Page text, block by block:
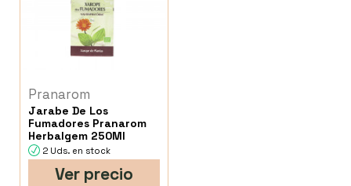
Pranarom
Jarabe De Los
Fumadores Pranarom
Herbalgem 250Ml
2 Uds. en stock
Ver precio